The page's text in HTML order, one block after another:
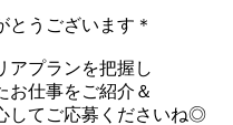
とうございます＊
アプランを把握し
お仕事をご紹介＆
してご応募くださいね◎